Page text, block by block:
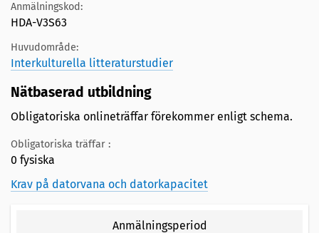
Anmälningskod:
HDA-V3S63
Huvudområde:
Interkulturella litteraturstudier
Nätbaserad utbildning
Obligatoriska onlineträffar förekommer enligt schema.
Obligatoriska träffar :
0 fysiska
Krav på datorvana och datorkapacitet
Anmälningsperiod